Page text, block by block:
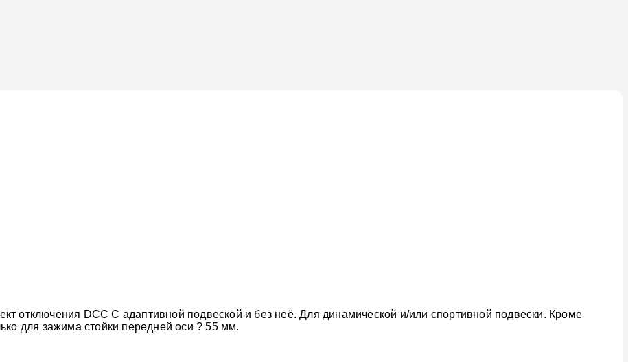
отключения DCC С адаптивной подвеской и без неё. Для динамической и/или спортивной подвески. Кроме
для зажима стойки передней оси ? 55 мм.